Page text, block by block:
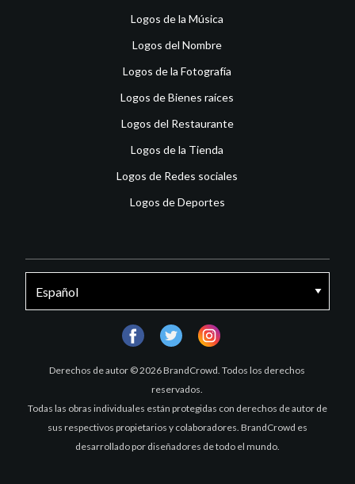
Logos de la Música
Logos del Nombre
Logos de la Fotografía
Logos de Bienes raíces
Logos del Restaurante
Logos de la Tienda
Logos de Redes sociales
Logos de Deportes
Derechos de autor © 2026 BrandCrowd. Todos los derechos
reservados.
Todas las obras individuales están protegidas con derechos de autor de
sus respectivos propietarios y colaboradores. BrandCrowd es
desarrollado por diseñadores de todo el mundo.
facebooktwitter instagram